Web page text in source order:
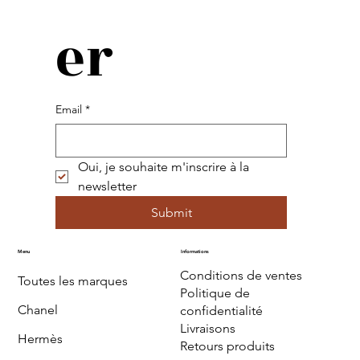
er
Email *
Oui, je souhaite m'inscrire à la
newsletter
Submit
Menu
Toutes les marques
Chanel
Hermès
Informations
Conditions de ventes
Politique de
confidentialité
Livraisons
Retours produits